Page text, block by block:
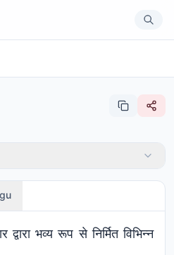
द्वारा भव्य रूप से निर्मित विभिन्न